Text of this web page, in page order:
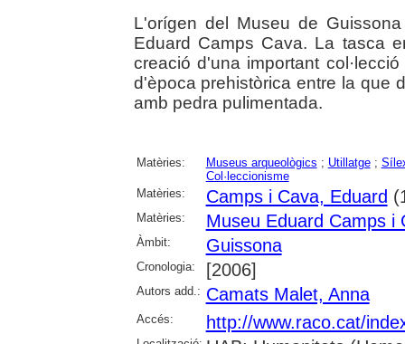
L'orígen del Museu de
Eduard Camps Cava. La tasca
creació d'una important
d'època prehistòrica entre la que
amb pedra pulimentada.
Matèries: Museus arqueològics ; Utillatge;
Col·leccionisme
Matèries:
Camps i Cava, Eduard
Matèries: Museu Eduard Camps i
Àmbit: Guissona
Cronologia: [2006]
Autors add.: Camats Malet, Anna
Accés: http://www.raco.cat/